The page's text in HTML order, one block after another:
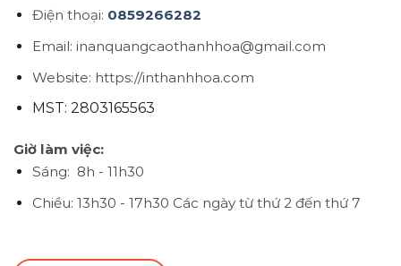
Điện thoại: 0859266282
Email: inanquangcaothanhhoa@gmail.com
Website: https://inthanhhoa.com
MST: 2803165563
Giờ làm việc:
Sáng: 8h - 11h30
Chiều: 13h30 - 17h30 Các ngày từ thứ 2 đến thứ 7